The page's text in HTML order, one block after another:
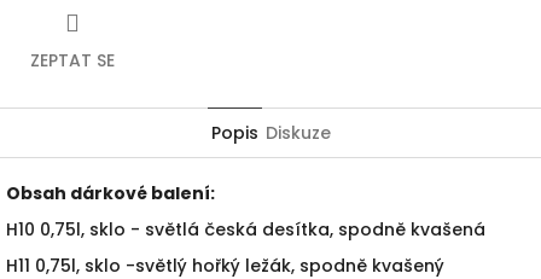
ZEPTAT SE
Popis Diskuze
Obsah dárkové balení:
H10 0,75l, sklo - světlá česká desítka, spodně kvašená
H11 0,75l, sklo -světlý hořký ležák, spodně kvašený